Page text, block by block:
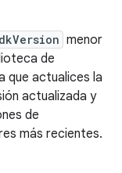
menor
de
que actualices la
actualizada y
de
más recientes.